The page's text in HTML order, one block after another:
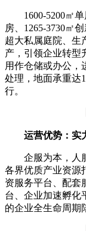
1600-5200㎡
房、1265-3730㎡
超大私属庭院、生
产，引领企业转型
用作仓储或办公，
处理，地面承重达
行。
运营优势：实
企服为本，人
各界优质产业资源
资服务平台、配套
台、企业加速孵化
的企业全生命周期